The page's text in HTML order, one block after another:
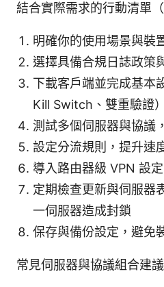
結合實際需求的行動清單（
明確你的使用場景與裝
選擇具備合規日誌政策
下載客戶端並完成基本
Kill Switch、雙重驗證）
測試多個伺服器與協議
設定分流規則，提升速
導入路由器級 VPN 設
定期檢查更新與伺服器
一伺服器造成封鎖
保存與備份設定，避免
常見伺服器與協議組合建議